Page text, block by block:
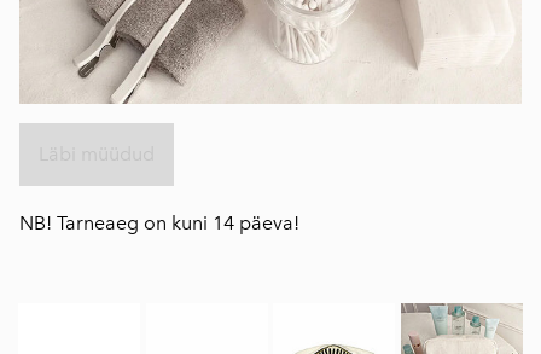
NB! Tarneaeg on kuni 14 päeva!